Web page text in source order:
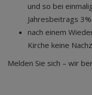
und so bei
Jahresbeitrags
nach einem
Kirche keine
Melden Sie sich – wir